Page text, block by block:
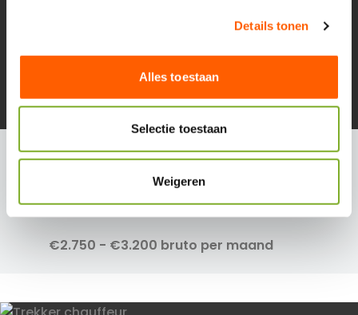
Details tonen
Alles toestaan
Selectie toestaan
Weigeren
Medewerker Interieurbeplanting in Woerden
Full time, Part time (24-40 uur)
Woerden
€2.750 - €3.200 bruto per maand